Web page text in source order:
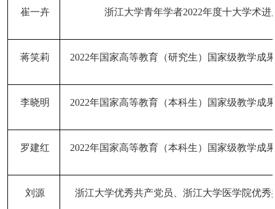
崔一卉 浙江大学青年学者2022年度十大学术进
蒋笑莉 2022年国家高等教育（研究生）国家级教学成
李晓明 2022年国家高等教育（本科生）国家级教学成
罗建红 2022年国家高等教育（本科生）国家级教学成
刘源 浙江大学优秀共产党员、浙江大学医学院优秀